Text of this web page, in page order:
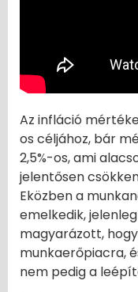
Az infláció
os céljához, bár
2,5%-os, ami
jelentősen
Eközben a
emelkedik,
magyarázott,
munkaerőpiacra,
nem pedig a